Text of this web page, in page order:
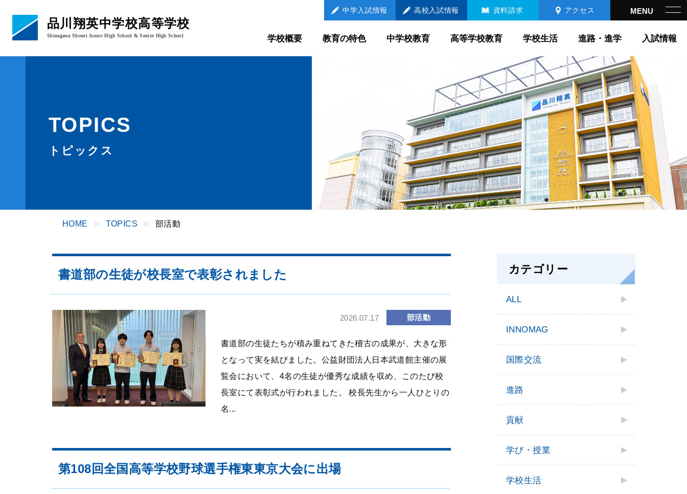
品川翔英中学校高等学校
Shinagawa Shouei Junior High School & Senior High School
中学入試情報 高校 入試情報 資料請求 アクセス
学校概要・沿革
高等学校教育
年間行事
生徒の1日
部活動
制服
施設紹介
2023年大学合格実績
2024年大学合格実績
2025年大学合格実績
2026年度 中学校説
中学入試情報
中学入試過去問題
高校入試情報
高校入試過去問題
学費
学校概要 教育の特色 中学校教育 高等学校教育 学校生活 進路・進学 入試情報
TOPICS
トピックス
HOME TOPICS 部活動
書道部の生徒が校長室で表彰されました
2026.07.17 部活動
書道部の生徒たちが積み重ねてきた稽古の成果が、大きな形
となって実を結びました。公益財団法人日本武道館主催の展
覧会において、4名の生徒が優秀な成績を収め、このたび校
長室にて表彰式が行われました。 校長先生から一人ひとりの
名...
第108回全国高等学校野球選手権東東京大会に出場
カテゴリー
ALL
INNOMAG
国際交流
進路
貢献
学び・授業
学校⽣活